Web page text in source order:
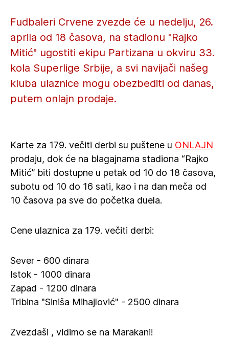
Fudbaleri Crvene zvezde će u nedelju, 26.
aprila od 18 časova, na stadionu "Rajko
Mitić" ugostiti ekipu Partizana u okviru 33.
kola Superlige Srbije, a svi navijači našeg
kluba ulaznice mogu obezbediti od danas,
putem onlajn prodaje.
Karte za 179. večiti derbi su puštene u ONLAJN
prodaju, dok će na blagajnama stadiona “Rajko
Mitić” biti dostupne u petak od 10 do 18 časova,
subotu od 10 do 16 sati, kao i na dan meča od
10 časova pa sve do početka duela.
Cene ulaznica za 179. večiti derbi:
Sever - 600 dinara
Istok - 1000 dinara
Zapad - 1200 dinara
Tribina "Siniša Mihajlović" - 2500 dinara
Zvezdaši , vidimo se na Marakani!